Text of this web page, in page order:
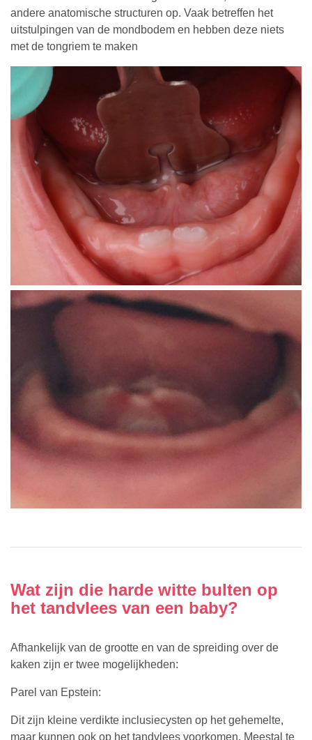
andere anatomische structuren op. Vaak betreffen het
uitstulpingen van de mondbodem en hebben deze niets
met de tongriem te maken
Wat zijn die harde witte bulten op
het tandvlees van een baby?
Afhankelijk van de grootte en van de spreiding over de
kaken zijn er twee mogelijkheden:
Parel van Epstein:
Dit zijn kleine verdikte inclusiecysten op het gehemelte,
maar kunnen ook op het tandvlees voorkomen. Meestal te